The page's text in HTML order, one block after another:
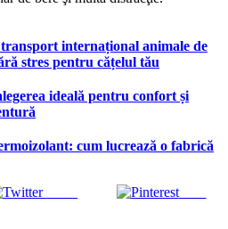
internațional animale de
stres pentru cățelul tău
ideală pentru confort și
cum lucrează o fabrică
Tweet Save